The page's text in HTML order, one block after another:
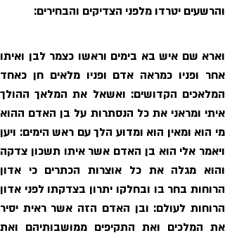
והרשעים יטרדו מלפני הצדיקים והבחירים: